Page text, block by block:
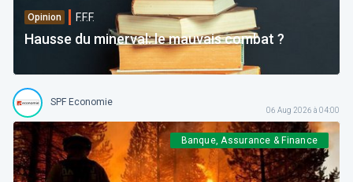
Opinion F.F.F.
Hausse du minerval: le mauvais combat ?
SPF Economie
06 Aug 2026 à 04:00
Banque, Assurance & Finance